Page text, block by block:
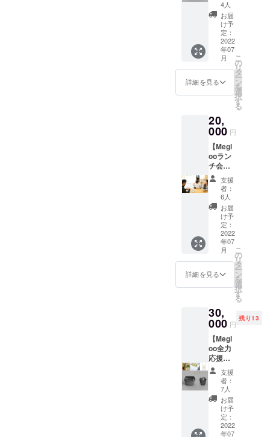
写真が
目安と
なりま
す（7~8
本の
花） 株
式会社
リー運
営gui
gui-
flower.c
om/)
状態を
よくご
確認の
上、お
早めに
お召し
上がり
い。
す。
鎌倉の
GELAT
ERIA
SANTi
のジェ
ラート
Megloo
容器に
にてお
送りし
ます。
マイ容
器推進
パック
（一人
用）に
加えて
下記が
追加と
なりま
す。 ・
GELAT
ERIA
SANTi
のジェ
円相当
＋1300
円クー
ル宅急
便） ※
季節の
お任せ3
種セッ
トとな
りま
す。ア
レル
ギーの
用）】
ごみゼ
ロを
（5300
）! 応援
ありが
とうご
ざいま
すパッ
クに加
えて、
ン容
器 ２
つ（二
段式、
容量約
800ml
、電子
レンジ/
食洗機
対応）
・カッ
プ容
器 ２
つ（容
量約
300ml
、電子
※仕様・
デザイ
ン等は
多少の
変更が
ある可
能性が
ありま
す。
4人
お届
け予
定：
2022
年07
月
詳細を見る
こ
の
リ
タ
ー
ン
を
選
択
す
る
20,
000 円
【Megl
ooラン
チ会参
加パッ
ク＠鎌
倉】 鎌
倉で
Megloo
体験＆
運営メ
ンバー
やサス
テナブ
ルに関
心高い
ゲスト
流する
会で
す。 ス
タッフ
と一緒
に
Megloo
対応店
舗へ行
き、テ
イクア
ウトし
ます。
支援
者：
6人
お届
け予
定：
2022
年07
月
詳細を見る
こ
の
リ
タ
ー
ン
を
選
択
す
る
30,
000 円
残り13
【Megl
oo全力
応援
パッ
ク】
Megloo
を全力
応援し
てくだ
さる向
支援
者：
7人
お届
け予
定：
2022
年07